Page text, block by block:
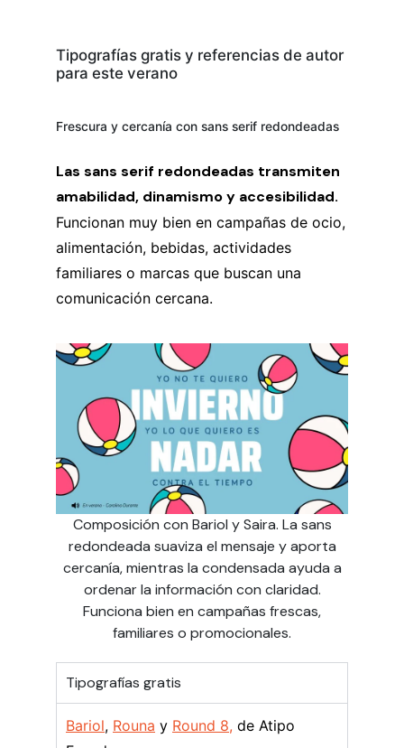
Tipografías gratis y referencias de autor
para este verano
Frescura y cercanía con sans serif redondeadas
Las sans serif redondeadas transmiten
amabilidad, dinamismo y accesibilidad.
Funcionan muy bien en campañas de ocio,
alimentación, bebidas, actividades
familiares o marcas que buscan una
comunicación cercana.
Composición con Bariol y Saira. La sans
redondeada suaviza el mensaje y aporta
cercanía, mientras la condensada ayuda a
ordenar la información con claridad.
Funciona bien en campañas frescas,
familiares o promocionales.
Tipografías gratis
Bariol, Rouna y Round 8, de Atipo